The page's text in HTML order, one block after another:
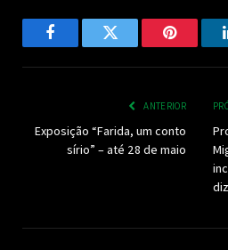
FacebookTwitter Pinterest
ANTERIOR
Exposição “Farida, um conto
sírio” – até 28 de maio